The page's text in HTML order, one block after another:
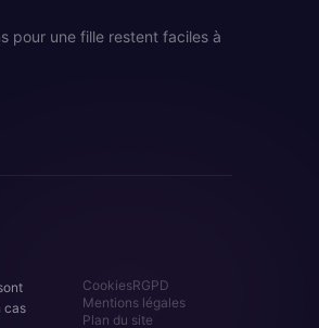
pour une fille restent faciles à
cas
CookiesRGPD
Mentions légales
Plan du site